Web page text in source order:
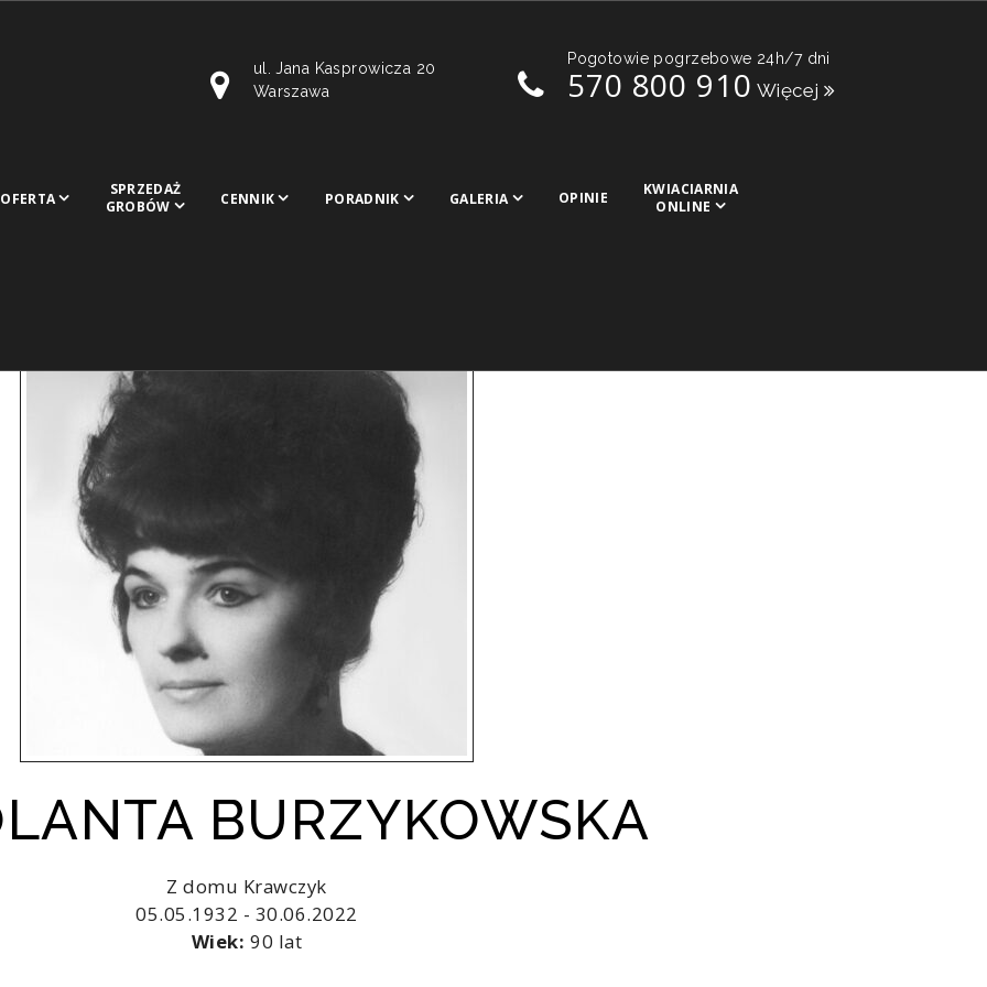
ul. Jana Kasprowicza 20
Warszawa
Pogotowie pogrzebowe 24h/7 dni
570 800 910 Więcej
OFERTA
SPRZEDAŻ
GROBÓW
CENNIK PORADNIK GALERIA OPINIE
KWIACIARNIA
ONLINE
BURZYKOWSKA
Z domu Krawczyk
05.05.1932 - 30.06.2022
Wiek: 90 lat